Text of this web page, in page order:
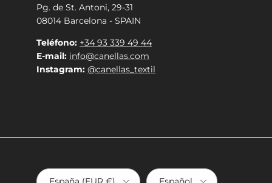
Pg. de St. Antoni, 29-31
08014 Barcelona - SPAIN
Teléfono: +34 93 339 49 44
E-mail: info@canellas.com
Instagram: @canellas_textil
País/Región Idioma